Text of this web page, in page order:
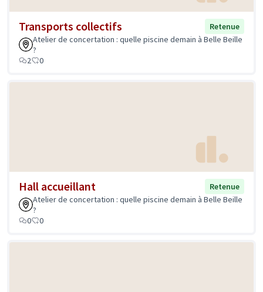
Transports collectifs
Retenue
Atelier de concertation : quelle piscine demain à Belle Beille
?
2
0
Hall accueillant
Retenue
Atelier de concertation : quelle piscine demain à Belle Beille
?
0
0